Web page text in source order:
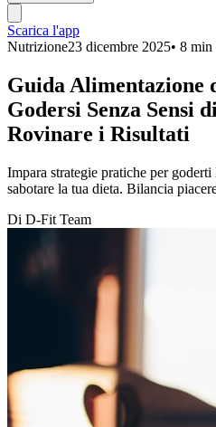
Scarica l'app
Nutrizione23 dicembre 2025• 8
Guida Alimentazione
Godersi Senza Sensi
Rovinare i Risultati
Impara strategie pratiche per
sabotare la tua dieta. Bilancia
Di D-Fit Team